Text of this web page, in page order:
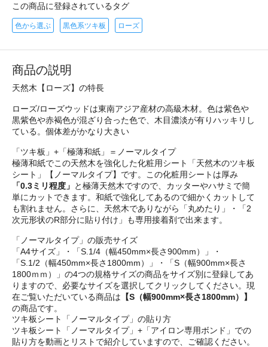
この商品に登録されているタグ
色から選ぶ 黒色系ツキ板 ローズ
商品の説明
天然木【ローズ】の特長
ローズ/ローズウッドは東南アジア産材の高級木材。色は紫色や
黒紫色や赤褐色が混ざり合った色で、木目濃淡が有りハッキリし
ている。個体差がかなり大きい
「ツキ板」+「極薄和紙」＝ノーマルタイプ
極薄和紙でこの天然木を強化した化粧用シート「天然木のツキ板
シート」【ノーマルタイプ】です。この化粧用シートは厚み
「0.3ミリ程度」 と極薄天然木ですので、カッターやハサミで簡
単にカットできます。和紙で強化してあるので細かくカットして
も割れません。さらに、天然木でありながら「丸めたり」・「2
次元形状のR部分に貼り付け」も専用接着剤で出来ます。
「ノーマルタイプ」の販売サイズ
「A4サイズ」・「S.1/4（幅450mm×長さ900mm）」・
「S.1/2（幅450mm×長さ1800mm）」・「S（幅900mm×長さ
1800ｍｍ）」の4つの規格サイズの商品をサイズ別に登録してあ
りますので、必要なサイズを選択してクリックしてください。現
在ご覧いただいている商品は 【S（幅900mm×長さ1800mm）】
の商品です。
ツキ板シート「ノーマルタイプ」の貼り方
ツキ板シート「ノーマルタイプ」+「アイロン専用ボンド」での
貼り方を動画とリストで紹介していますので、ご確認ください。